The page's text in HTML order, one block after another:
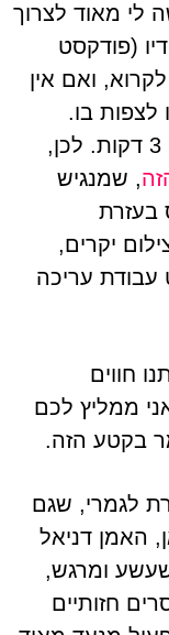
לי מאוד לצרוך
(פודקסט
ואם אין
לצפות בו.
האזנה בלבד משעממת אותי אחרי 3 דקות. לכן,
, שמנגיש
בעזרת
יקרים,
עבודת עריכה
חווים
ממליץ לכם
בקטע הזה.
לגמרי, שגם
האמן דניאל
ומרגש,
חזותיים